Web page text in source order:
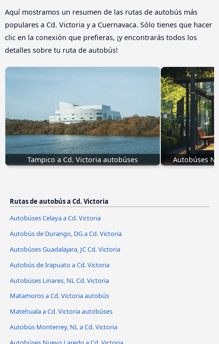
Aquí mostramos un resumen de las rutas de autobús más
populares a Cd. Victoria y a Cuernavaca. Sólo tienes que hacer
clic en la conexión que prefieras, ¡y encontrarás todos los
detalles sobre tu ruta de autobús!
Tampico a Cd. Victoria autobúses Autobúses
Rutas de autobús a Cd. Victoria
Autobúses Celaya a Cd. Victoria
Autobús de Durango, DG a Cd. Victoria
Autobúses Guadalajara, JC Cd. Victoria
Autobús de Irapuato a Cd. Victoria
Autobúses Linares, NL Cd. Victoria
Matamoros a Cd. Victoria autobús
Matehuala a Cd. Victoria autobúses
Autobús Monterrey, NL a Cd. Victoria